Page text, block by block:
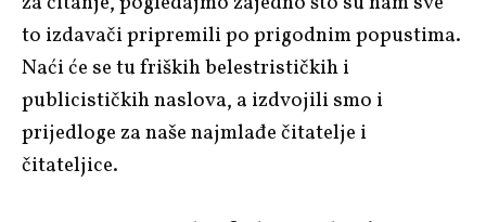
to izdavači pripremili po prigodnim popustima.
Naći će se tu friških belestrističkih i
publicističkih naslova, a izdvojili smo i
prijedloge za naše najmlađe čitatelje i
čitateljice.